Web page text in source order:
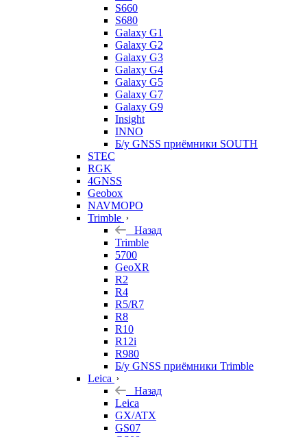
S660
S680
Galaxy G1
Galaxy G2
Galaxy G3
Galaxy G4
Galaxy G5
Galaxy G7
Galaxy G9
Insight
INNO
Б/у GNSS приёмники SOUTH
STEC
RGK
4GNSS
Geobox
NAVMOPO
Trimble
Назад
Trimble
5700
GeoXR
R2
R4
R5/R7
R8
R10
R12i
R980
Б/у GNSS приёмники Trimble
Leica
Назад
Leica
GX/ATX
GS07